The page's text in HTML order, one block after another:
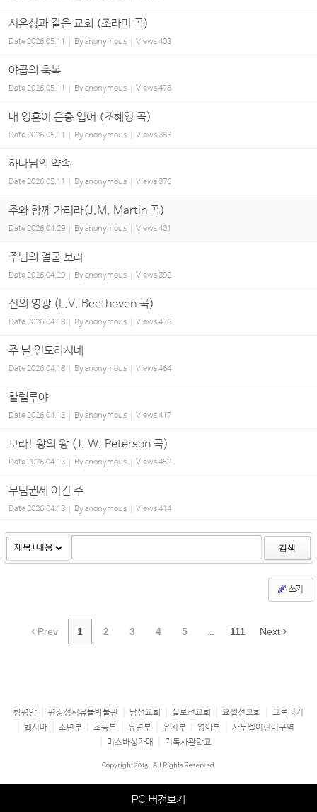
시온성과 같은 교회 (조라미 곡)
Date2026.05.11 Byanonymous Views403
야곱의 축복
Date2026.05.11 Byanonymous Views478
내 영혼이 은총 입어 (조혜영 곡)
Date2026.05.11 Byanonymous Views363
하나님의 약속
Date2026.05.11 Byanonymous Views376
주와 함께 가리라(J.M. Martin 곡)
Date 2026.04.29 Byanonymous Views401
주님의 얼굴 보라
Date2026.04.29 Byanonymous Views392
신의 영광 (L.V. Beethoven 곡)
Date2026.04.18 Byanonymous Views476
주 날 인도하시네
Date2026.04.18 Byanonymous Views464
할렐루야
Date2026.04.13 Byanonymous Views417
보라! 왕의 왕 (J. W. Peterson 곡)
Date2026.04.13 Byanonymous Views452
무덤권세 이긴 주
Date2026.04.13 Byanonymous Views414
검색
쓰기
Prev 1 2 3 4 5 ... 111 Next
참평안 평강성서유물박물관 남선교회 실로선교회 요셉선교회
그루터기
헵시바
소년부 초등부 유년부 유치부 영아부
사무엘어린이구역
미스바성가대
기독사관학교
Copyright 2015 All Rights Reserved.
PC 버전보기